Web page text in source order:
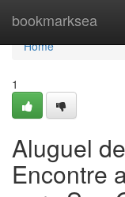
bookmarksea
Home
Home
1
Aluguel
Encontre